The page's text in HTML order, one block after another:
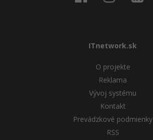
ITnetwork.sk
O projekte
Reklama
Vývoj systému
Kontakt
Prevádzkové podmienky
RSS